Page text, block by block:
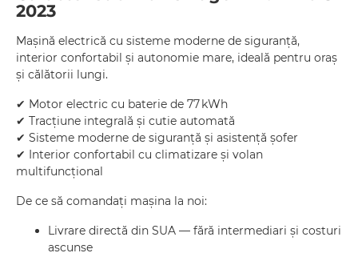
2023
Mașină electrică cu sisteme moderne de siguranță,
interior confortabil și autonomie mare, ideală pentru oraș
și călătorii lungi.
✔ Motor electric cu baterie de 77 kWh
✔ Tracțiune integrală și cutie automată
✔ Sisteme moderne de siguranță și asistență șofer
✔ Interior confortabil cu climatizare și volan
multifuncțional
De ce să comandați mașina la noi:
Livrare directă din SUA — fără intermediari și costuri
ascunse